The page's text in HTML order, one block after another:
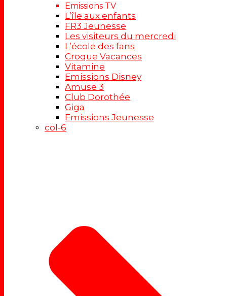
Emissions TV
L’île aux enfants
FR3 Jeunesse
Les visiteurs du mercredi
L’école des fans
Croque Vacances
Vitamine
Emissions Disney
Amuse 3
Club Dorothée
Giga
Emissions Jeunesse
col-6